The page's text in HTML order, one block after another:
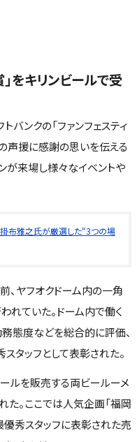
をキリンビールで受
バンクの「ファンフェスティ
声援に感謝の思いを伝える
が来場し様々なイベントや
布雅之氏が厳選した“3つの場
、ヤフオクドーム内の一角
れていた。ドーム内で働く
態度などを総合的に評価、
タッフとして表彰された。
ルを販売する両ビールーメ
。ここでは人気企画「福岡
優秀スタッフに表彰された売